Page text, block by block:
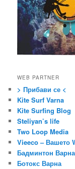
WEB PARTNER
> Прибави се <
Kite Surf Varna
Kite Surfing Blog
Steliyan’s life
Two Loop Media
Vieeco – Вашето
Бадминтон Варна
Ботокс Варна